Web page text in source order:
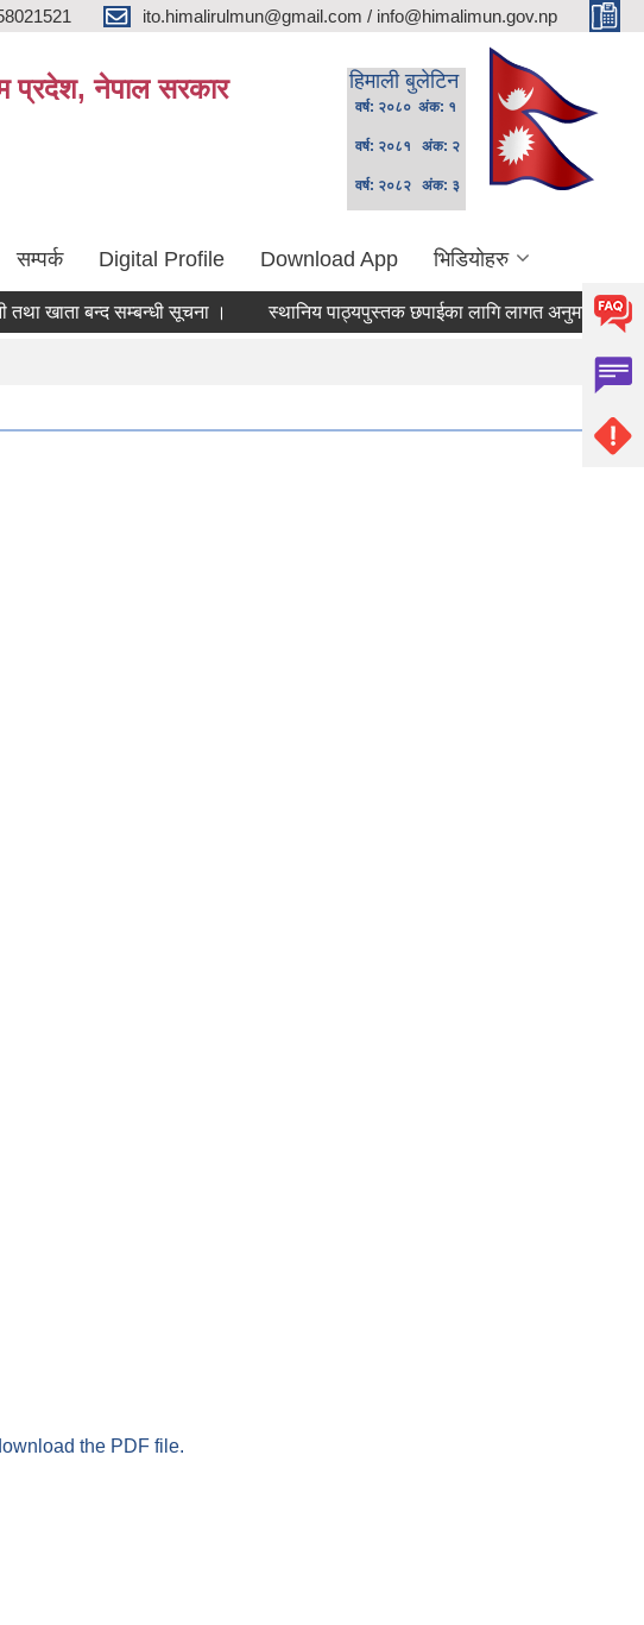
ito.himalirulmun@gmail.com / info@himalimun.gov.np
प्रदेश, नेपाल सरकार हिमाली बुलेटिन
वर्ष: २०८० अंक: १
वर्ष: २०८१ अंक: २
वर्ष: २०८२ अंक: ३
सम्पर्क Digital Profile Download App भिडियोहरु
बन्द सम्बन्धी सूचना । स्थानिय पाठ्यपुस्तक छपाईका लागि लागत अनुमान तयारीका
the PDF file.